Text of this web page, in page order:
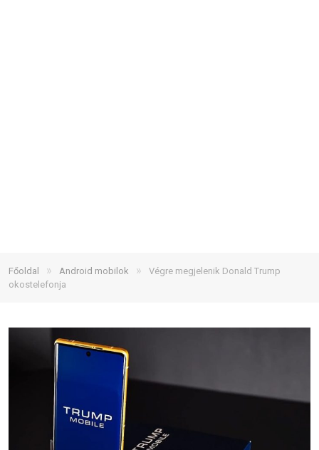
Főoldal » Android mobilok »
Végre megjelenik Donald Trump
okostelefonja